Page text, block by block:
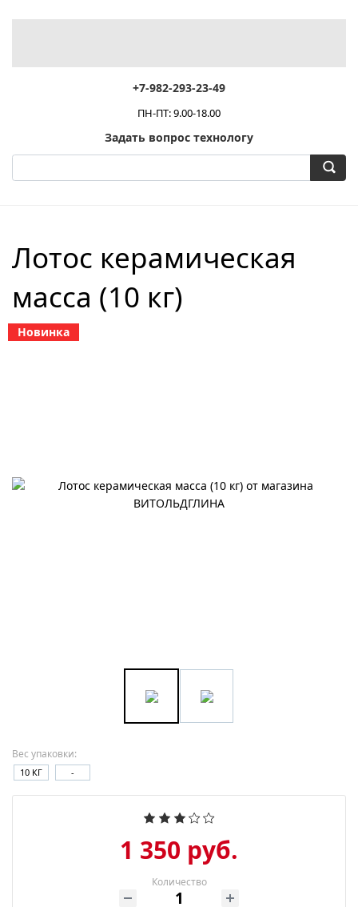
+7-982-293-23-49
ПН-ПТ: 9.00-18.00
Задать вопрос технологу
Лотос керамическая
масса (10 кг)
Новинка
Вес упаковки:
10 КГ -
1 350 руб.
Количество